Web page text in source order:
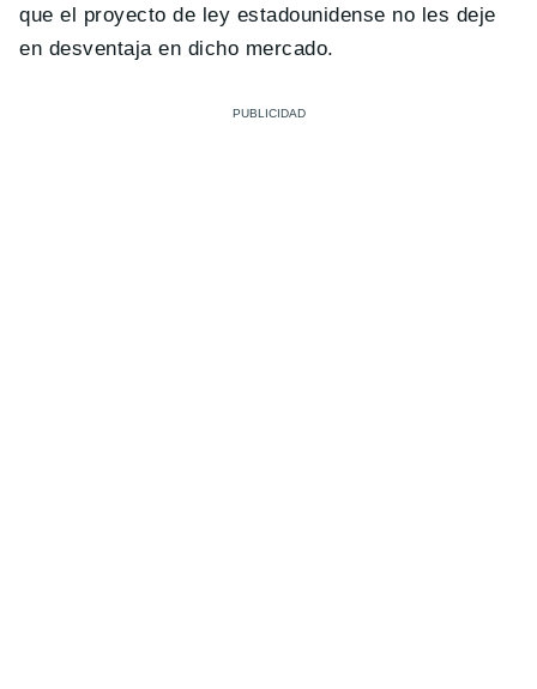
que el proyecto de ley estadounidense no les deje
en desventaja en dicho mercado.